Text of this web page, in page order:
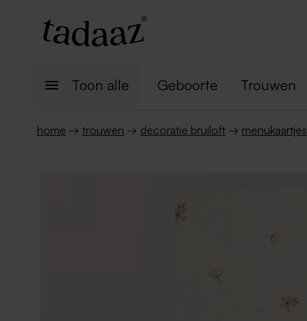
Toon alle Geboorte Trouwen
home → trouwen → decoratie bruiloft → menukaartjes